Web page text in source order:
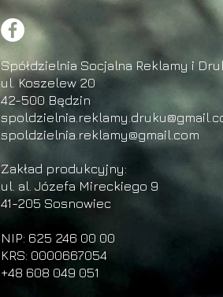
Spółdzielnia Socjalna Reklamy i
ul. Koszelew 20
42-500 Będzin
spoldzielnia.reklamy@gmail.com
Zakład produkcyjny:
ul. al. Józefa Mireckiego 9
41-205 Sosnowiec
NIP: 625 246 00 00
KRS: 0000667054
+48 608 049 051